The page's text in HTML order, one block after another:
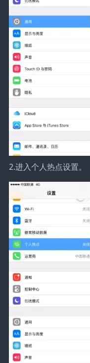
2.进入个人热点设置。